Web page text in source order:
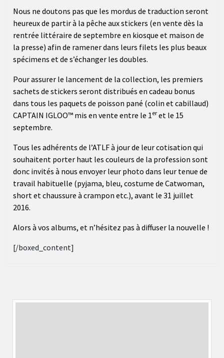
Nous ne doutons pas que les mordus de traduction seront
heureux de partir à la pêche aux stickers (en vente dès la
rentrée littéraire de septembre en kiosque et maison de
la presse) afin de ramener dans leurs filets les plus beaux
spécimens et de s’échanger les doubles.
Pour assurer le lancement de la collection, les premiers
sachets de stickers seront distribués en cadeau bonus
dans tous les paquets de poisson pané (colin et cabillaud)
CAPTAIN IGLOO™ mis en vente entre le 1 er et le 15
septembre.
Tous les adhérents de l’ATLF à jour de leur cotisation qui
souhaitent porter haut les couleurs de la profession sont
donc invités à nous envoyer leur photo dans leur tenue de
travail habituelle (pyjama, bleu, costume de Catwoman,
short et chaussure à crampon etc.), avant le 31 juillet
2016.
Alors à vos albums, et n’hésitez pas à diffuser la nouvelle !
[/boxed_content]